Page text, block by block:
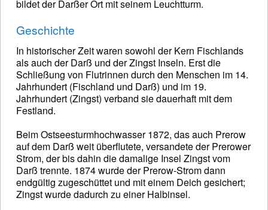
bildet der Darßer Ort mit seinem Leuchtturm.
Geschichte
In historischer Zeit waren sowohl der Kern Fischlands
als auch der Darß und der Zingst Inseln. Erst die
Schließung von Flutrinnen durch den Menschen im 14.
Jahrhundert (Fischland und Darß) und im 19.
Jahrhundert (Zingst) verband sie dauerhaft mit dem
Festland.
Beim Ostseesturmhochwasser 1872, das auch Prerow
auf dem Darß weit überflutete, versandete der Prerower
Strom, der bis dahin die damalige Insel Zingst vom
Darß trennte. 1874 wurde der Prerow-Strom dann
endgültig zugeschüttet und mit einem Deich gesichert;
Zingst wurde dadurch zu einer Halbinsel.